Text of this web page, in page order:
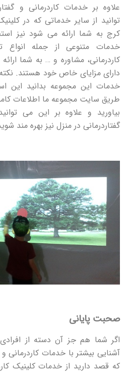
علاوه بر خدمات کاردرمانی و
توانید از سایر خدماتی که در
کرج به شما ارائه می شود نیز
خدمات متنوعی از جمله
کاردرمانی، مشاوره و … به شما
دارای مزایای خاص خود هستند.
خدمات این مجموعه بدانید این
طریق سایت مجموعه ما اطلاعات
بیاورید و علاوه بر این می
گفتاردرمانی در منزل نیز بهره مند
صحبت پایانی
اگر شما هم جز آن دسته از
آشنایی بیشتر با خدمات کاردرمانی
که قصد دارید از خدمات کلینیک